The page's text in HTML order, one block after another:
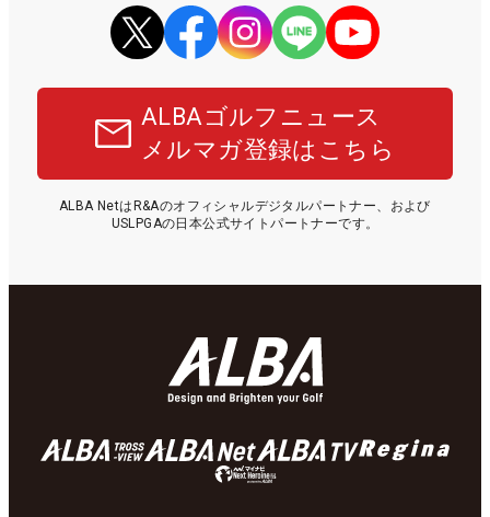
ALBAゴルフニュース
メルマガ登録はこちら
ALBA NetはR&Aのオフィシャルデジタルパートナー、および
USLPGAの日本公式サイトパートナーです。